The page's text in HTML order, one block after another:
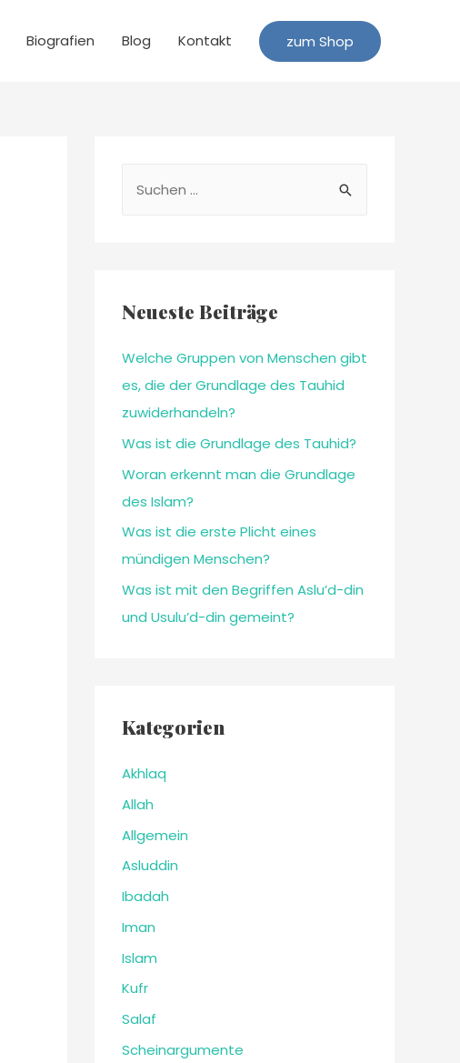
Biografien Blog Kontakt zum Shop
Neueste Beiträge
Welche Gruppen von Menschen gibt
es, die der Grundlage des Tauhid
zuwiderhandeln?
Was ist die Grundlage des Tauhid?
Woran erkennt man die Grundlage
des Islam?
Was ist die erste Plicht eines
mündigen Menschen?
Was ist mit den Begriffen Aslu’d-din
und Usulu’d-din gemeint?
Kategorien
Akhlaq
Allah
Allgemein
Asluddin
Ibadah
Iman
Islam
Kufr
Salaf
Scheinargumente